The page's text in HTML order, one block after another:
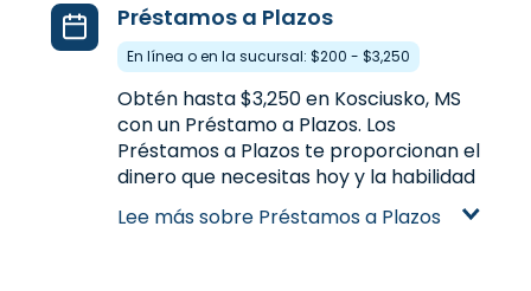
Préstamos a Plazos
En línea o en la sucursal: $200 - $3,250
Obtén hasta $3,250 en Kosciusko, MS
con un Préstamo a Plazos. Los
Préstamos a Plazos te proporcionan el
dinero que necesitas hoy y la habilidad
the pagarlo a plazos con más tiempo.
Te ofrecen préstamos con montos
Lee más sobre Préstamos a Plazos